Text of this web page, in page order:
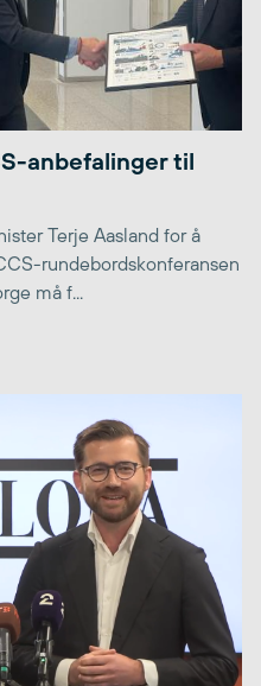
anbefalinger til
Terje Aasland for å
rundebordskonferansen
må f...